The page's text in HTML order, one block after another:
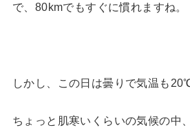
で、80kmでもすぐに慣れますね。
しかし、この日は曇りで気温も
ちょっと肌寒いくらいの気候の中